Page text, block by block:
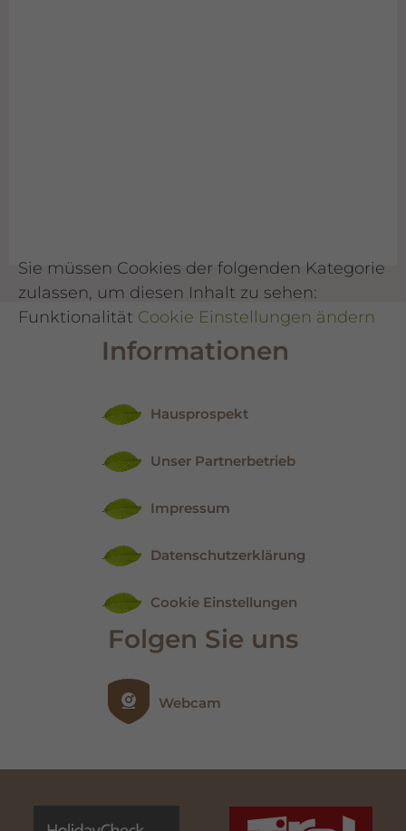
Sie müssen Cookies der folgenden Kategorie
zulassen, um diesen Inhalt zu sehen:
Funktionalität Cookie Einstellungen ändern
Informationen
Hausprospekt
Unser Partnerbetrieb
Impressum
Datenschutzerklärung
Cookie Einstellungen
Folgen Sie uns
Webcam